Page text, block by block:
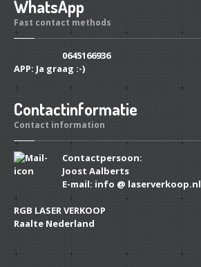
WhatsApp
Fast contact methods
0645166936
APP: Ja graag :-)
Contactinformatie
Contact information
Contactpersoon:
Joost Aalberts
E-mail: info @ laserverkoop.nl
RGB LASER VERKOOP
Raalte Nederland